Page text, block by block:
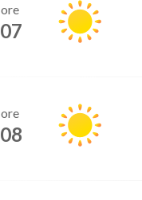
ore
07
ore
08